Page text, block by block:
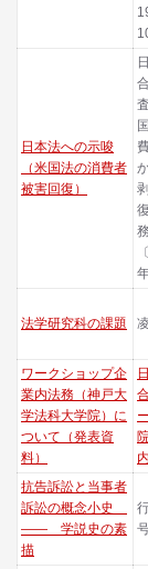
日本法への示唆
（米国法の消費者
被害回復）
法学研究科の課題
ワークショップ企
業内法務（神戸大
学法科大学院）に
ついて（発表資
料）
抗告訴訟と当事者
訴訟の概念小史
―― 学説史の素
描